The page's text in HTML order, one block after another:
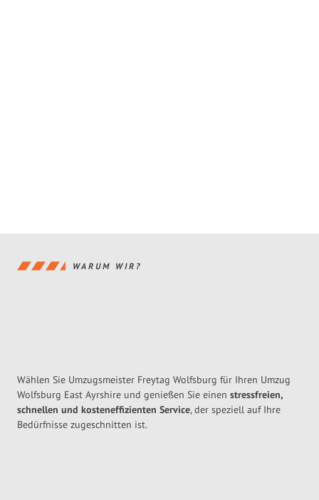
WARUM WIR?
Wählen Sie Umzugsmeister Freytag Wolfsburg für Ihren Umzug
Wolfsburg East Ayrshire und genießen Sie einen stressfreien,
schnellen und kosteneffizienten Service, der speziell auf Ihre
Bedürfnisse zugeschnitten ist.